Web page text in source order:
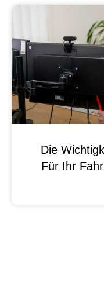
Die
Für Ihr